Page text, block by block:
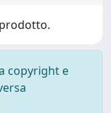
copyright e